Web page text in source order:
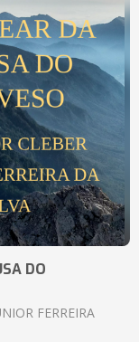
DO
FERREIRA